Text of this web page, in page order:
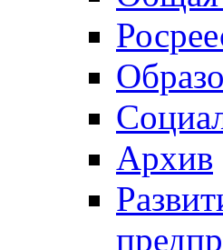
Архив